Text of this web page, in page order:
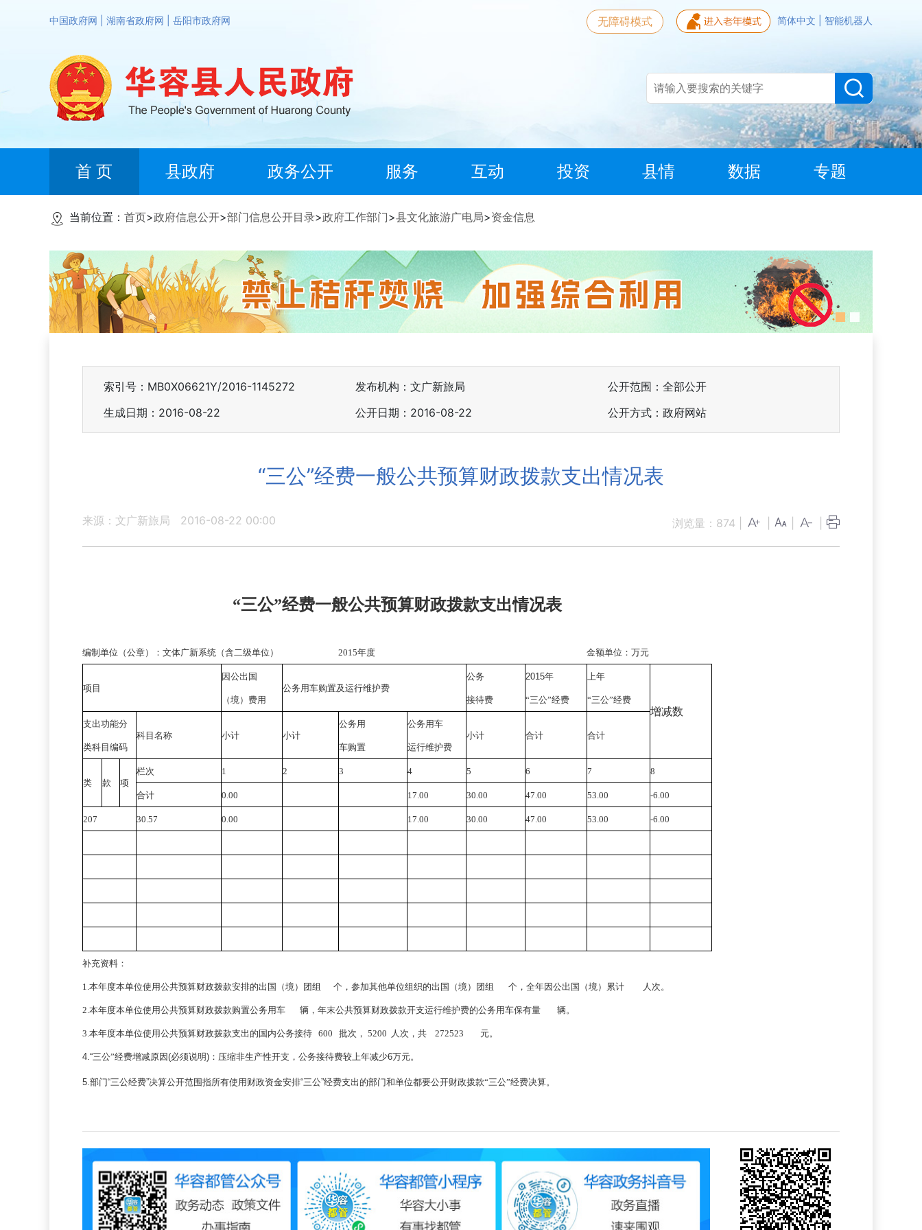
中国政府网 湖南省政府网 岳阳市政府网 简体中文 智能机器人
无障碍模式
首 页 县政府 政务公开 服务 互动 投资 县情 数据 专题
当前位置： 首页>政府信息公开>部门信息公开目录>政府工作部门>县文化旅游广电局>资金信息
索引号：MB0X06621Y/2016-1145272 发布机构：文广新旅局
公开范围：全部公开
生成日期：2016-08-22
公开日期：2016-08-22 公开方式：政府网站
“三公”经费一般公共预算财政拨款支出情况表
来源：文广新旅局 2016-08-22 00:00 浏览量： 874
“三公”经费一般公共预算财政拨款支出情况表
编制单位（公章）：文体广新系统（含二级单位） 2015年度 金额单位：万元
项目
因公出国
（境）费用
公务用车购置及运行维护费
公务
接待费
2015年
“三公”经费
上年
“三公”经费
增减数
支出功能分
类科目编码
科目名称 小计 小计
公务用
车购置
公务用车
运行维护费
小计 合计 合计
类 款 项
栏次 1 2 3 4 5 6 7 8
合计 0.00 17.00 30.00 47.00 53.00 -6.00
207 30.57 0.00 17.00 30.00 47.00 53.00 -6.00
补充资料：
1.本年度本单位使用公共预算财政拨款安排的出国（境）团组 个，参加其他单位组织的出国（境）团组 个，全年因公出国（境）累计 人次。
2.本年度本单位使用公共预算财政拨款购置公务用车 辆，年末公共预算财政拨款开支运行维护费的公务用车保有量 辆。
3.本年度本单位使用公共预算财政拨款支出的国内公务接待 600 批次， 5200 人次，共 272523 元。
4.“三公”经费增减原因(必须说明) ：压缩非生产性开支，公务接待费较上年减少6万元。
5.部门“三公经费”决算公开范围指所有使用财政资金安排“三公”经费支出的部门和单位都要公开财政拨款“三公”经费决算。